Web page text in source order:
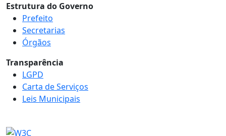
Estrutura do Governo
Prefeito
Secretarias
Órgãos
Transparência
LGPD
Carta de Serviços
Leis Municipais